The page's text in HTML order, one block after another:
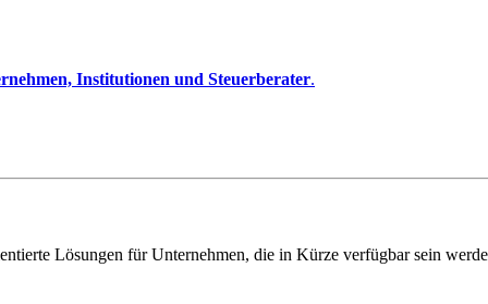
Institutionen und Steuerberater.
Lösungen für Unternehmen, die in Kürze verfügbar sein